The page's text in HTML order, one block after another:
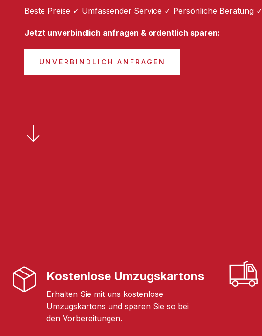
Beste Preise ✓ Umfassender Service ✓ Persönliche Beratung ✓
Jetzt unverbindlich anfragen & ordentlich sparen:
UNVERBINDLICH ANFRAGEN
Kostenlose Umzugskartons
Erhalten Sie mit uns kostenlose
Umzugskartons und sparen Sie so bei
den Vorbereitungen.